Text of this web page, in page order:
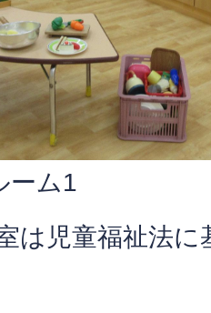
ーム1
は児童福祉法